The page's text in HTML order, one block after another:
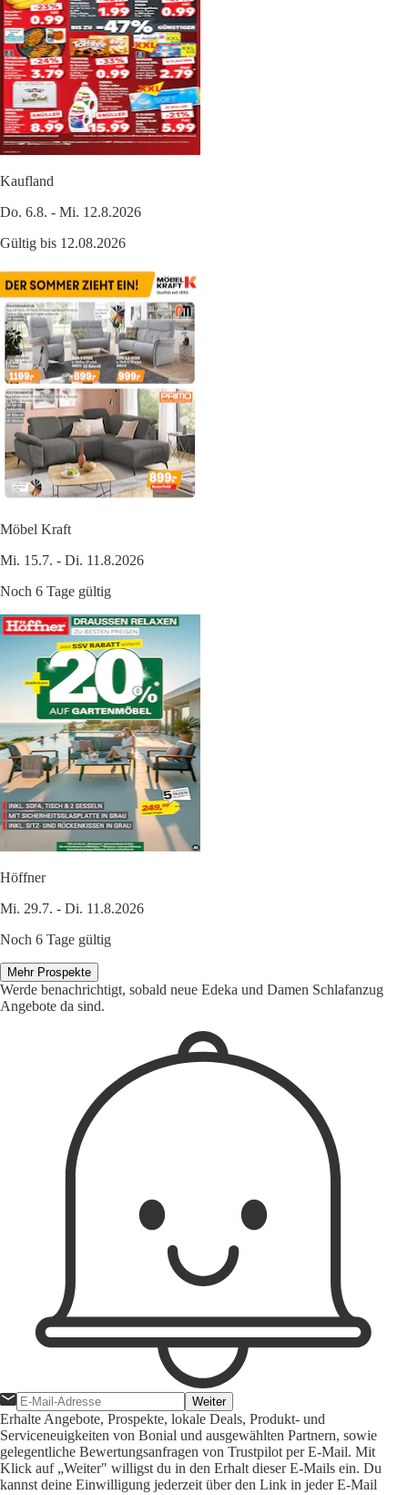
Kaufland
Do. 6.8. - Mi. 12.8.2026
Gültig bis 12.08.2026
Möbel Kraft
Mi. 15.7. - Di. 11.8.2026
Noch 6 Tage gültig
Höffner
Mi. 29.7. - Di. 11.8.2026
Noch 6 Tage gültig
Mehr Prospekte
Werde benachrichtigt, sobald neue Edeka und Damen Schlafanzug
Angebote da sind.
Weiter
Erhalte Angebote, Prospekte, lokale Deals, Produkt- und
Serviceneuigkeiten von Bonial und ausgewählten Partnern, sowie
gelegentliche Bewertungsanfragen von Trustpilot per E-Mail. Mit
Klick auf „Weiter" willigst du in den Erhalt dieser E-Mails ein. Du
kannst deine Einwilligung jederzeit über den Link in jeder E-Mail